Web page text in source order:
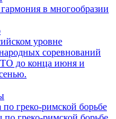
гармония в многообразии
уровне
соревнований
до конца июня и
по греко-римской борьбе